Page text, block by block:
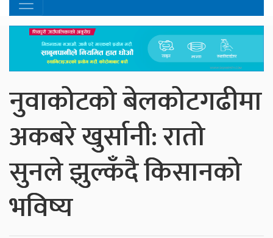
नुवाकोटको बेलकोटगढीमा
अकबरे खुर्सानी: रातो
सुनले झुल्कँदै किसानको
भविष्य